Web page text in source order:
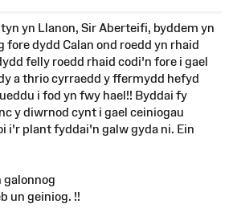
yn Llanon, Sir Aberteifi, byddem yn
fore dydd Calan ond roedd yn rhaid
felly roedd rhaid codi'n fore i gael
a thrio cyrraedd y ffermydd hefyd
i fod yn fwy hael!! Byddai fy
y diwrnod cynt i gael ceiniogau
i'r plant fyddai'n galw gyda ni. Ein
galonnog
un geiniog. !!